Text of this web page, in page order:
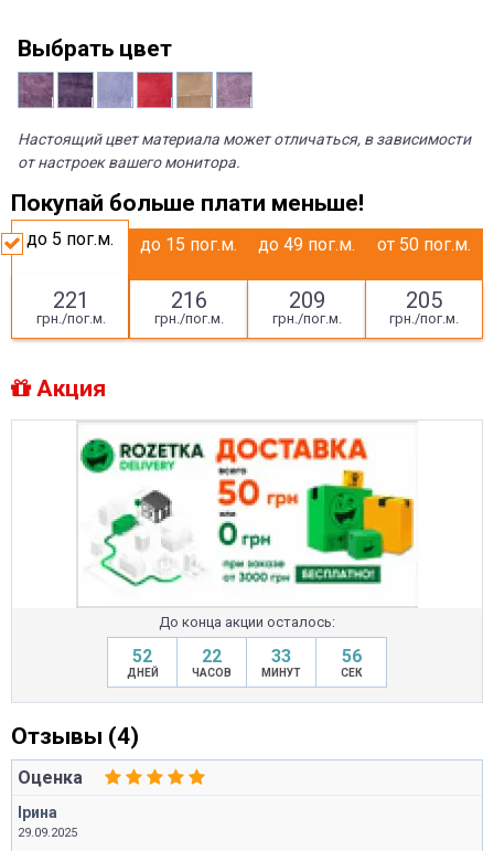
Выбрать цвет
Настоящий цвет материала может отличаться, в зависимости
от настроек вашего монитора.
Покупай больше плати меньше!
до 5 пог.м.
221
грн./пог.м.
до 15 пог.м.
216
грн./пог.м.
до 49 пог.м.
209
грн./пог.м.
от 50 пог.м.
205
грн./пог.м.
Акция
До конца акции осталось:
52
ДНЕЙ
22
ЧАСОВ
33
МИНУТ
55
СЕК
Отзывы (4)
Оценка
Ірина
29.09.2025